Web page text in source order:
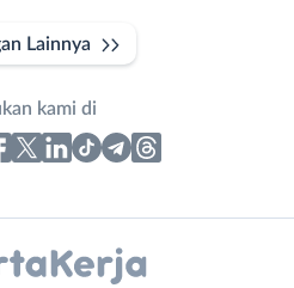
Lainnya
kami di